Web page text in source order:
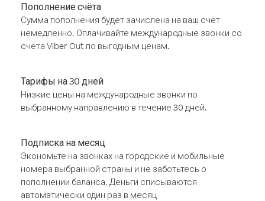
Пополнение счёта
Сумма пополнения будет зачислена на ваш счёт
немедленно. Оплачивайте международные звонки со
счёта Viber Out по выгодным ценам.
Тарифы на 30 дней
Низкие цены на международные звонки по
выбранному направлению в течение 30 дней.
Подписка на месяц
Экономьте на звонках на городские и мобильные
номера выбранной страны и не заботьтесь о
пополнении баланса. Деньги списываются
автоматически один раз в месяц